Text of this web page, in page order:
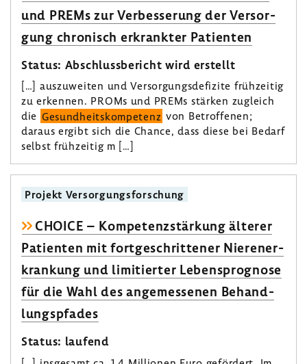
und PREMs zur Verbes­se­rung der Versor­
gung chro­nisch erkrankter Pati­enten
Status: Abschluss­be­richt wird erstellt
[…] auszu­weiten und Versor­gungs­de­fi­zite früh­zeitig
zu erkennen. PROMs und PREMs stärken zugleich
die Gesund­heits­kom­pe­tenz von Betrof­fenen;
daraus ergibt sich die Chance, dass diese bei Bedarf
selbst früh­zeitig m […]
Projekt Versor­gungs­for­schung
CHOICE – Kompe­tenz­stär­kung älterer
Pati­enten mit fort­ge­schrit­tener Nieren­er­
kran­kung und limi­tierter Lebens­pro­gnose
für die Wahl des ange­mes­senen Behand­
lungs­pfades
Status: laufend